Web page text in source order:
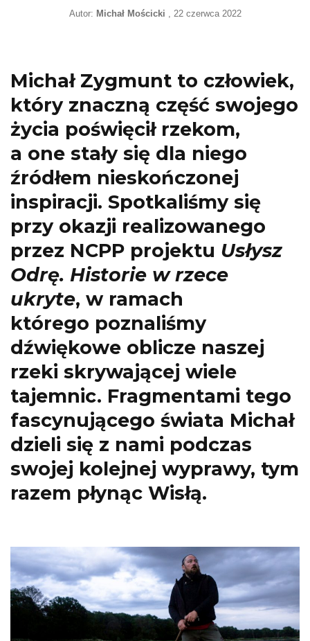
Autor: Michał Mościcki 22 czerwca 2022
Michał Zygmunt to człowiek,
który znaczną część swojego
życia poświęcił rzekom,
a one stały się dla niego
źródłem nieskończonej
inspiracji. Spotkaliśmy się
przy okazji realizowanego
przez NCPP projektu Usłysz
Odrę. Historie w rzece
ukryte, w ramach
którego poznaliśmy
dźwiękowe oblicze naszej
rzeki skrywającej wiele
tajemnic. Fragmentami tego
fascynującego świata Michał
dzieli się z nami podczas
swojej kolejnej wyprawy, tym
razem płynąc Wisłą.